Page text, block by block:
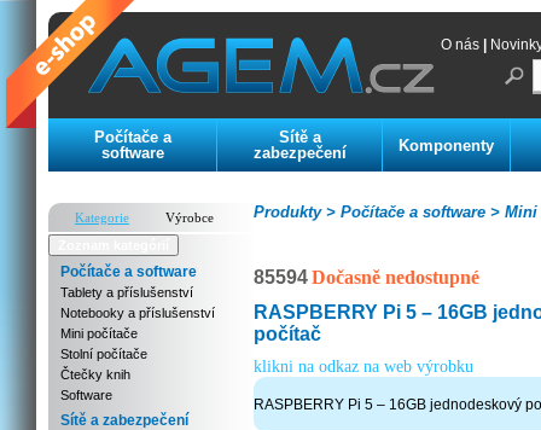
O nás
Počítače a
software
Sítě a
zabezpečení
Komponenty
Kategorie
Výrobce
Počítače a software
Tablety a příslušenství
Notebooky a příslušenství
Mini počítače
Stolní počítače
Čtečky knih
Software
Sítě a zabezpečení
Mini
Počítače a software >
Produkty >
85594Dočasně nedostupné
RASPBERRY Pi 5 – 16GB
počítač
klikni na odkaz na web výrobku
RASPBERRY Pi 5 – 16GB jednodeskový